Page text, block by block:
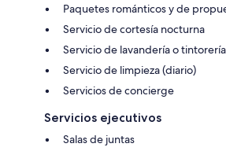
Paquetes románticos y de
Servicio de cortesía nocturna
Servicio de lavandería o tintorería
Servicio de limpieza (diario)
Servicios de concierge
Servicios ejecutivos
Salas de juntas